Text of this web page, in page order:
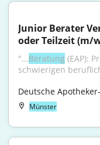
Junior Berater
oder Teilzeit (m/
"...Beratung (EAP):
schwierigen
Deutsche
Münster